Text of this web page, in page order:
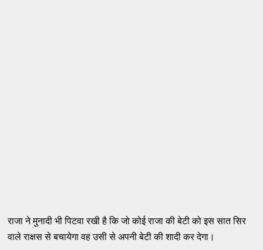
राजा ने मुनादी भी पिटवा रखी है कि जो कोई राजा की बेटी को इस सात सिर
वाले राक्षस से बचायेगा वह उसी से अपनी बेटी की शादी कर देगा।